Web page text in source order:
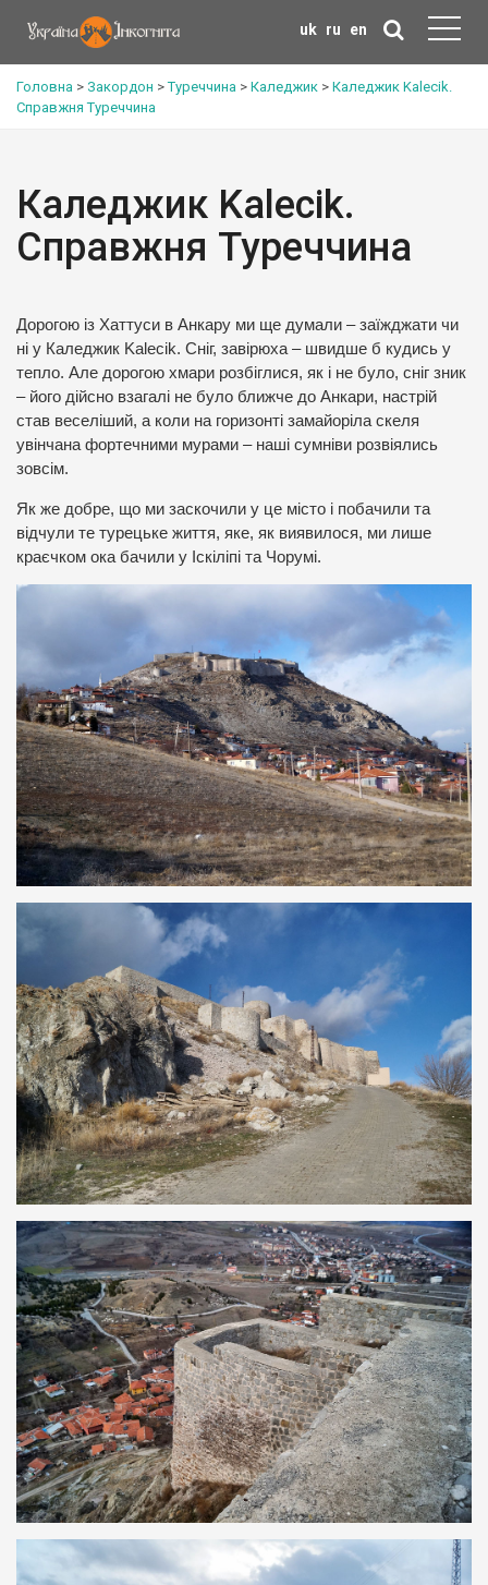
uk ru en
Головна > Закордон >Туреччина > Каледжик > Каледжик Kalecik.
Справжня Туреччина
Каледжик Kalecik.
Справжня Туреччина
Дорогою із Хаттуси в Анкару ми ще думали – заїжджати чи
ні у Каледжик Kalecik. Сніг, завірюха – швидше б кудись у
тепло. Але дорогою хмари розбіглися, як і не було, сніг зник
– його дійсно взагалі не було ближче до Анкари, настрій
став веселіший, а коли на горизонті замайоріла скеля
увінчана фортечними мурами – наші сумніви розвіялись
зовсім.
Як же добре, що ми заскочили у це місто і побачили та
відчули те турецьке життя, яке, як виявилося, ми лише
краєчком ока бачили у Іскіліпі та Чорумі.